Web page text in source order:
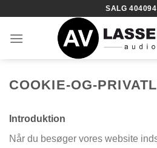
indhold
SALG
COOKIE-OG-
Introduktion
Når du besøger vores website